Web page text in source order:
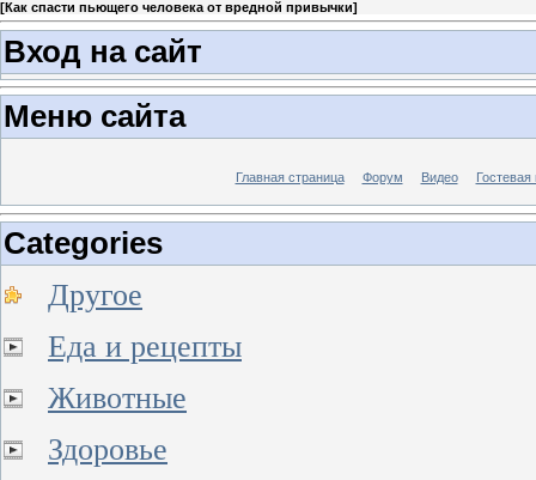
[Как спасти пьющего человека от вредной привычки]
Вход на сайт
Меню сайта
Главная страница Форум Видео Гостевая
Categories
Другое
Еда и рецепты
Животные
Здоровье